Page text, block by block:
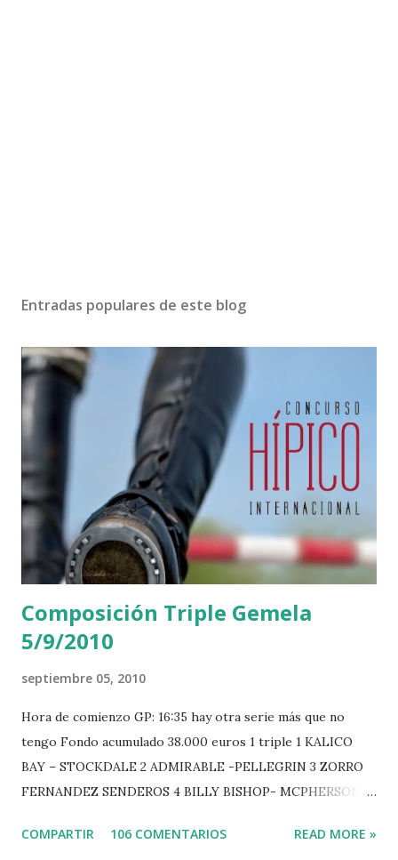
Entradas populares de este blog
Composición Triple Gemela
5/9/2010
septiembre 05, 2010
Hora de comienzo GP: 16:35 hay otra serie más que no
tengo Fondo acumulado 38.000 euros 1 triple 1 KALICO
BAY – STOCKDALE 2 ADMIRABLE -PELLEGRIN 3 ZORRO
FERNANDEZ SENDEROS 4 BILLY BISHOP- MCPHERSON 5
-EPAILLARD 7 GIG AMAI M WHITAKER 8 SILVANA DU
COMPARTIR 106 COMENTARIOS READ MORE »